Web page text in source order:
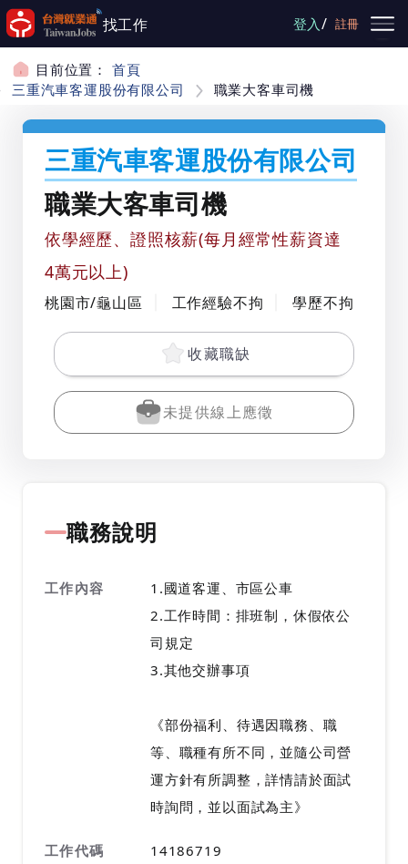
跳到主要內容
找工作 登入/ 註冊
目前位置： 首頁
三重汽車客運股份有限公司
職業大客車司機
三重汽車客運股份有限公司
職業大客車司機
依學經歷、證照核薪(每月經常性薪資達
4萬元以上)
桃園市/龜山區 工作經驗不拘 學歷不拘
收藏職缺
未提供線上應徵
職務說明
工作內容
1.國道客運、市區公車
2.工作時間：排班制，休假依公
司規定
3.其他交辦事項
《部份福利、待遇因職務、職
等、職種有所不同，並隨公司營
運方針有所調整，詳情請於面試
時詢問，並以面試為主》
工作代碼 14186719